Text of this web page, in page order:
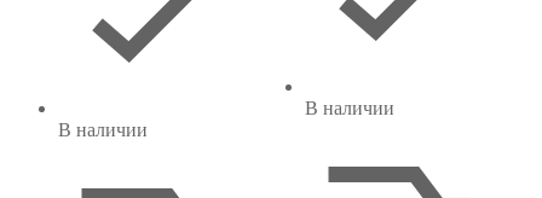
В наличии
В наличии